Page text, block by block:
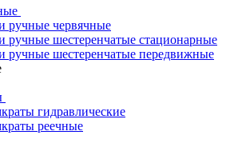
ручные червячные
ручные шестеренчатые стационарные
ручные шестеренчатые передвижные
гидравлические
реечные